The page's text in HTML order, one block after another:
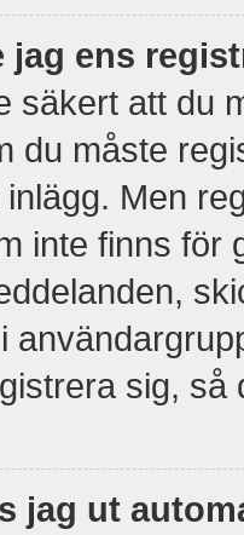
jag ens
säkert att du
du måste
Men
inte finns för
sig, så
jag ut